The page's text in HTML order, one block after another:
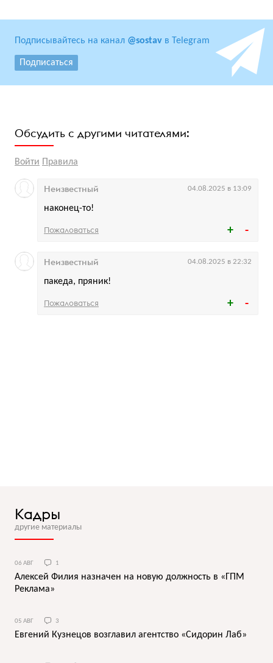
Подписывайтесь на канал @sostav в Telegram
Подписаться
Обсудить с другими читателями:
Войти Правила
наконец-то!
Неизвестный 04.08.2025 в 13:09
Пожаловаться
пакеда, пряник!
Неизвестный 04.08.2025 в 22:32
Пожаловаться
Кадры
другие материалы
06 АВГ 1
Алексей Филия назначен на новую должность в «ГПМ
Реклама»
05 АВГ 3
Евгений Кузнецов возглавил агентство «Сидорин Лаб»